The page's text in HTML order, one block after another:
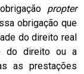
propter
obrigação que
do direito real
do direito ou a
as prestações